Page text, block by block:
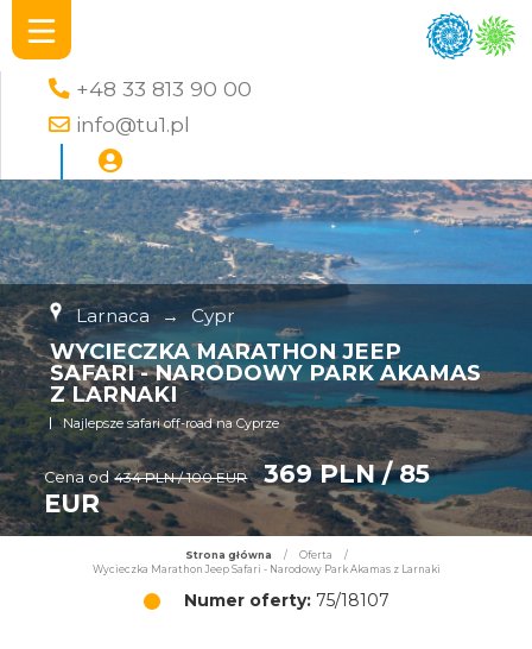
+48 33 813 90 00
info@tu1.pl
Larnaca → Cypr
WYCIECZKA MARATHON JEEP
SAFARI - NARODOWY PARK AKAMAS
Z LARNAKI
Najlepsze safari off-road na Cyprze
Cena od 434 PLN / 100 EUR
369 PLN / 85
EUR
Strona główna / Oferta
/
Wycieczka Marathon Jeep Safari - Narodowy Park Akamas z Larnaki
Numer oferty:75/18107